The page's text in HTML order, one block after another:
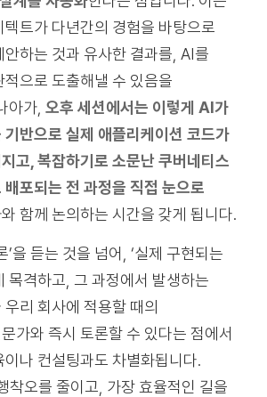
텍트가 다년간의 경험을 바탕으로
하는 것과 유사한 결과를, AI를
으로 도출해낼 수 있음을
아가, 오후 세션에서는 이렇게 AI가
반으로 실제 애플리케이션 코드가
고, 복잡하기로 소문난 쿠버네티스
포되는 전 과정을 직접 눈으로
함께 논의하는 시간을 갖게 됩니다.
’을 듣는 것을 넘어, ‘실제 구현되는
목격하고, 그 과정에서 발생하는
리 회사에 적용할 때의
가와 즉시 토론할 수 있다는 점에서
이나 컨설팅과도 차별화됩니다.
착오를 줄이고, 가장 효율적인 길을